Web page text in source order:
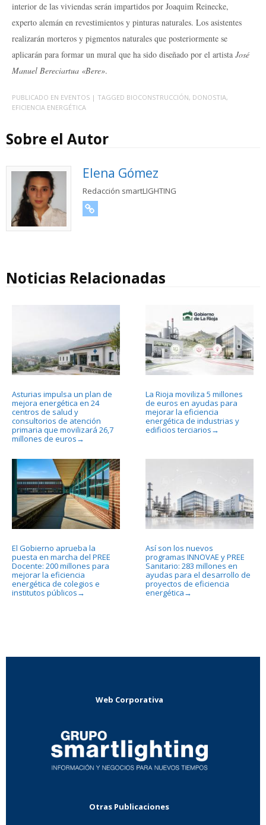
interior de las viviendas serán impartidos por Joaquim Reinecke,
experto alemán en revestimientos y pinturas naturales. Los asistentes
realizarán morteros y pigmentos naturales que posteriormente se
aplicarán para formar un mural que ha sido diseñado por el artista José
Manuel Bereciartua «Bere».
PUBLICADO EN EVENTOS | TAGGED BIOCONSTRUCCIÓN, DONOSTIA,
EFICIENCIA ENERGÉTICA
Sobre el Autor
Elena Gómez
Redacción smartLIGHTING
Noticias Relacionadas
Asturias impulsa un plan de
mejora energética en 24
centros de salud y
consultorios de atención
primaria que movilizará 26,7
millones de euros →
La Rioja moviliza 5 millones
de euros en ayudas para
mejorar la eficiencia
energética de industrias y
edificios terciarios →
El Gobierno aprueba la
puesta en marcha del PREE
Docente: 200 millones para
mejorar la eficiencia
energética de colegios e
institutos públicos →
Así son los nuevos
programas INNOVAE y PREE
Sanitario: 283 millones en
ayudas para el desarrollo de
proyectos de eficiencia
energética →
Web Corporativa
Otras Publicaciones